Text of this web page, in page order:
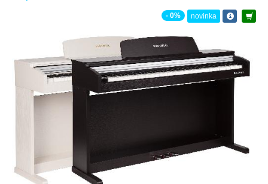
- 0% novinka